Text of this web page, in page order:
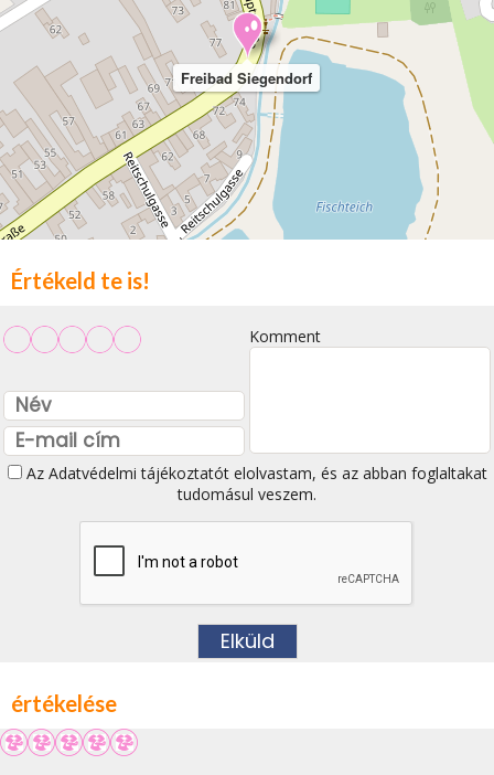
Freibad Siegendorf
Értékeld te is!
Komment
Az Adatvédelmi tájékoztatótelolvastam, és az abban foglaltakat
tudomásul veszem.
értékelése